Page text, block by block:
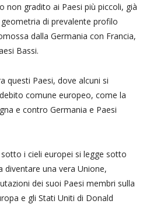
non gradito ai Paesi più piccoli, già
di prevalente profilo
dalla Germania con Francia,
Bassi.
questi Paesi, dove alcuni si
comune europeo, come la
e contro Germania e Paesi
i cieli europei si legge sotto
diventare una vera Unione,
dei suoi Paesi membri sulla
e gli Stati Uniti di Donald